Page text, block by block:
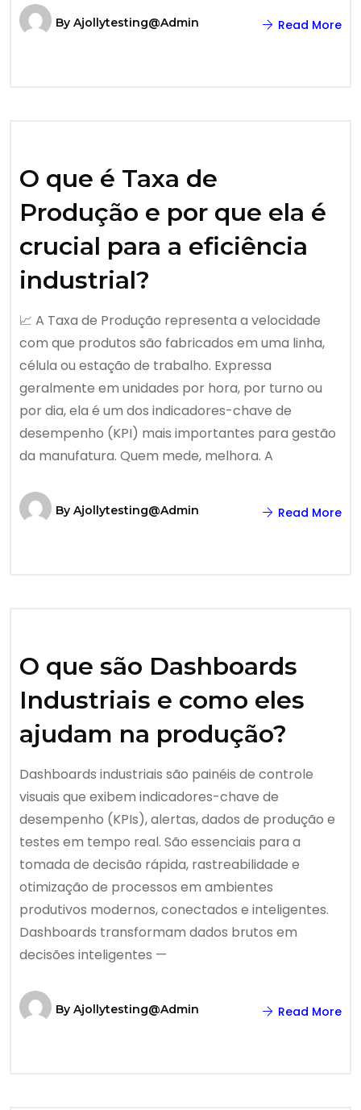
By Ajollytesting@admin Read More
O que é Taxa de
Produção e por que ela é
crucial para a eficiência
industrial?
📈 A Taxa de Produção representa a velocidade
com que produtos são fabricados em uma linha,
célula ou estação de trabalho. Expressa
geralmente em unidades por hora, por turno ou
por dia, ela é um dos indicadores-chave de
desempenho (KPI) mais importantes para gestão
da manufatura. Quem mede, melhora. A
By Ajollytesting@admin Read More
O que são Dashboards
Industriais e como eles
ajudam na produção?
Dashboards industriais são painéis de controle
visuais que exibem indicadores-chave de
desempenho (KPIs), alertas, dados de produção e
testes em tempo real. São essenciais para a
tomada de decisão rápida, rastreabilidade e
otimização de processos em ambientes
produtivos modernos, conectados e inteligentes.
Dashboards transformam dados brutos em
decisões inteligentes —
By Ajollytesting@admin Read More